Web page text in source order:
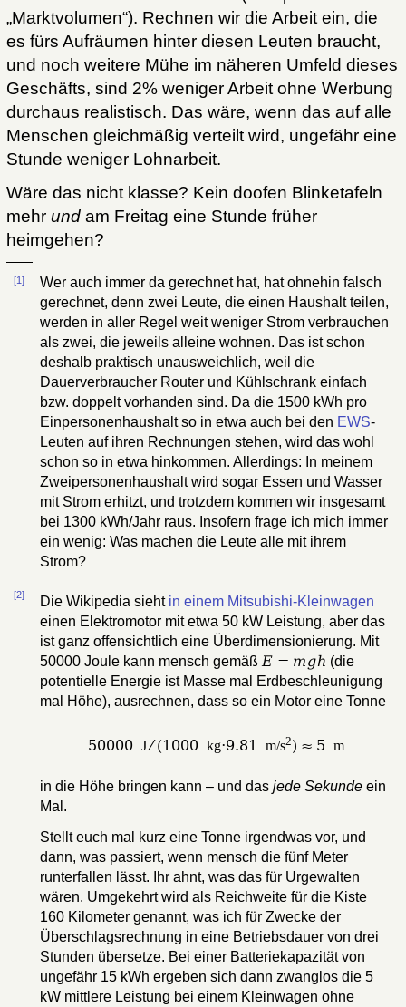
„Marktvolumen“). Rechnen wir die Arbeit ein, die
es fürs Aufräumen hinter diesen Leuten braucht,
und noch weitere Mühe im näheren Umfeld dieses
Geschäfts, sind 2% weniger Arbeit ohne Werbung
durchaus realistisch. Das wäre, wenn das auf alle
Menschen gleichmäßig verteilt wird, ungefähr eine
Stunde weniger Lohnarbeit.
Wäre das nicht klasse? Kein doofen Blinketafeln
mehr undam Freitag eine Stunde früher
heimgehen?
[1]
Wer auch immer da gerechnet hat, hat ohnehin falsch
gerechnet, denn zwei Leute, die einen Haushalt teilen,
werden in aller Regel weit weniger Strom verbrauchen
als zwei, die jeweils alleine wohnen. Das ist schon
deshalb praktisch unausweichlich, weil die
Dauerverbraucher Router und Kühlschrank einfach
bzw. doppelt vorhanden sind. Da die 1500 kWh pro
Einpersonenhaushalt so in etwa auch bei den EWS-
Leuten auf ihren Rechnungen stehen, wird das wohl
schon so in etwa hinkommen. Allerdings: In meinem
Zweipersonenhaushalt wird sogar Essen und Wasser
mit Strom erhitzt, und trotzdem kommen wir insgesamt
bei 1300 kWh/Jahr raus. Insofern frage ich mich immer
ein wenig: Was machen die Leute alle mit ihrem
Strom?
[2] Die Wikipedia sieht in einem Mitsubishi-Kleinwagen
einen Elektromotor mit etwa 50 kW Leistung, aber das
ist ganz offensichtlich eine Überdimensionierung. Mit
50000 Joule kann mensch gemäß E = mgh (die
potentielle Energie ist Masse mal Erdbeschleunigung
mal Höhe), ausrechnen, dass so ein Motor eine Tonne
50000 J⁄ (1000 kg⋅9.81 m/s2) ≈ 5 m
in die Höhe bringen kann – und dasjede Sekunde ein
Mal.
Stellt euch mal kurz eine Tonne irgendwas vor, und
dann, was passiert, wenn mensch die fünf Meter
runterfallen lässt. Ihr ahnt, was das für Urgewalten
wären. Umgekehrt wird als Reichweite für die Kiste
160 Kilometer genannt, was ich für Zwecke der
Überschlagsrechnung in eine Betriebsdauer von drei
Stunden übersetze. Bei einer Batteriekapazität von
ungefähr 15 kWh ergeben sich dann zwanglos die 5
kW mittlere Leistung bei einem Kleinwagen ohne